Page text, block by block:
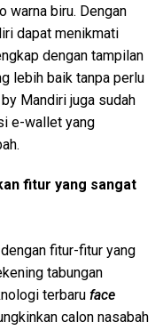
warna biru. Dengan
dapat menikmati
dengan tampilan
lebih baik tanpa perlu
Mandiri juga sudah
e-wallet yang
fitur yang sangat
fitur-fitur yang
tabungan
terbaru face
calon nasabah